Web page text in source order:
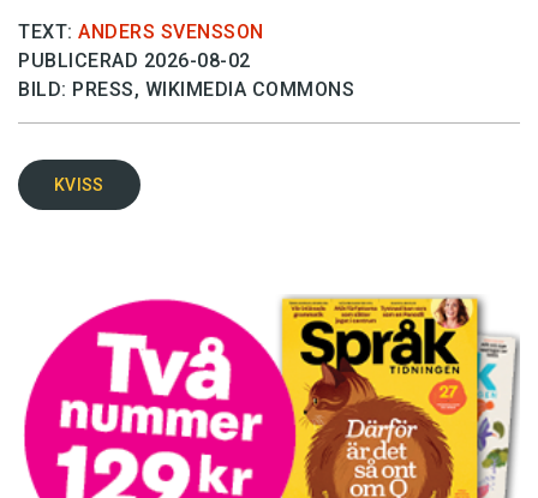
TEXT: ANDERS SVENSSON
PUBLICERAD 2026-08-02
BILD: PRESS, WIKIMEDIA COMMONS
KVISS